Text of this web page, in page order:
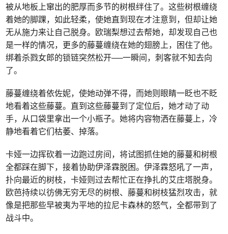
被从地板上窜出的肥厚而多节的树根绊住了。这些树根缠绕
着她的脚踝，如此轻柔，使她直到现在才注意到，但却让她
无从施力来让自己脱身。欧瑞梨想过去帮她，却发现自己也
是一样的情况，更多的藤蔓缠绕在她的翅膀上，困住了他。
绑着杀戮女郎的锁链突然松开──一瞬间，刺客就不知去向
了。
藤蔓缠绕着依佐妮，使她动弹不得，而她则眼睛一眨也不眨
地看着这些藤蔓。直到这些藤蔓到了定位后，她才动了动
手，从口袋里拿出一个小瓶子。她将内容物洒在藤蔓上，冷
静地看着它们枯萎、掉落。
卡娅一边挥砍着一边跑过房间，将试图抓住她的藤蔓和树根
全都踩在脚下，接着协助伊泽霖脱困。伊泽霖怒吼了一声，
扑向最近的树枝，卡娅则过去帮忙正在挣扎的艾庄塔脱身。
欧芭持续以彷佛无穷无尽的树根、藤蔓和树枝猛烈攻击，就
像是把那些早被夷为平地的拉尼卡森林的怒气，全都带到了
战斗中。